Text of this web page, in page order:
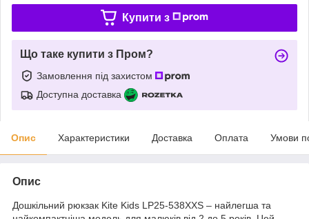
Купити з
Що таке купити з Пром?
Замовлення під захистом
Доступна доставка
Опис Характеристики Доставка Оплата Умови
Опис
Дошкільний рюкзак Kite Kids LP25-538XXS – найлегша та